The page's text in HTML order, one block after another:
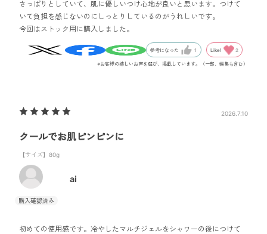
さっぱりとしていて、肌に優しいつけ心地が良いと思います。つけて
いて負担を感じないのにしっとりしているのがうれしいです。
今回はストック用に購入しました。
参考になった 1 Like! 2
※お客様の嬉しいお声を選び、掲載しています。（一部、編集も含む）
2026.7.10
クールでお肌ピンピンに
【サイズ】80g
ai
初めての使用感です。冷やしたマルチジェルをシャワーの後につけて